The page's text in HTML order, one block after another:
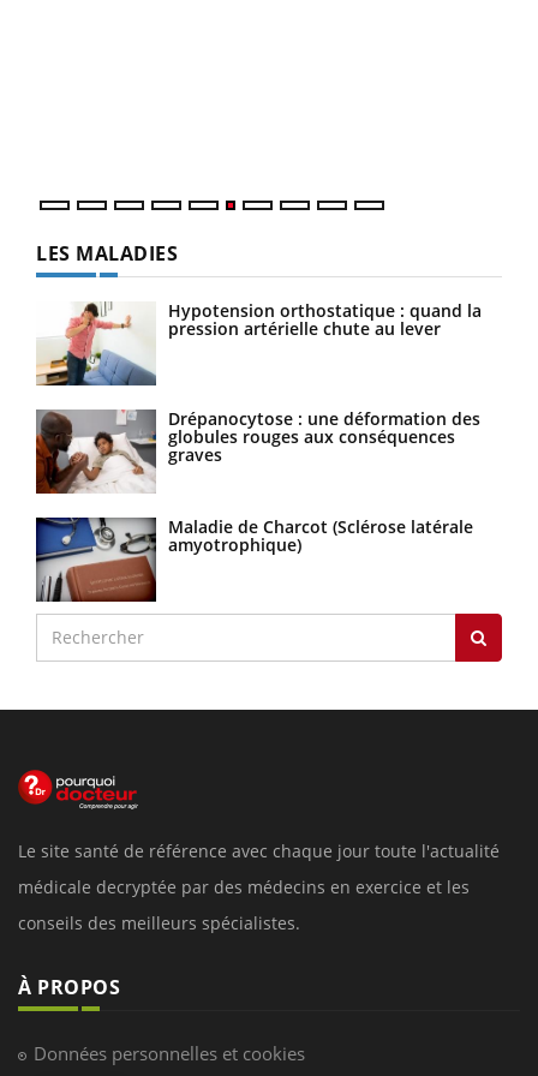
LES MALADIES
Hypotension orthostatique : quand la
pression artérielle chute au lever
Drépanocytose : une déformation des
globules rouges aux conséquences
graves
Maladie de Charcot (Sclérose latérale
amyotrophique)
Le site santé de référence avec chaque jour toute l'actualité
médicale decryptée par des médecins en exercice et les
conseils des meilleurs spécialistes.
À PROPOS
Données personnelles et cookies